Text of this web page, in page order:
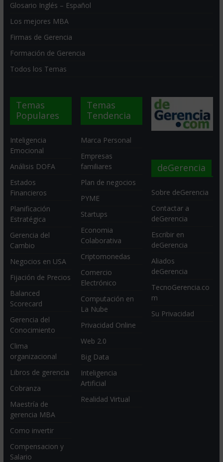
Glosario Inglés – Español
Los mejores MBA
Firmas de Gerencia
Formación de Gerencia
Todos los Temas
Temas
Populares
Inteligencia
Emocional
Análisis DOFA
Estados
Financieros
Planificación
Estratégica
Gerencia del
Cambio
Negocios en USA
Fijación de Precios
Balanced
Scorecard
Gerencia del
Conocimiento
Clima
organizacional
Libros de gerencia
Cobranza
Maestría de
gerencia MBA
Como invertir
Compensacion y
Salario
Temas
Tendencia
Marca Personal
Empresas
familiares
Plan de negocios
PYME
Startups
Economia
Colaborativa
Criptomonedas
Comercio
Electrónico
Computación en
La Nube
Privacidad Online
Web 2.0
Big Data
Inteligencia
Artificial
Realidad Virtual
deGerencia
Sobre deGerencia
Contactar a
deGerencia
Escribir en
deGerencia
Aliados
deGerencia
TecnoGerencia.co
m
Su Privacidad